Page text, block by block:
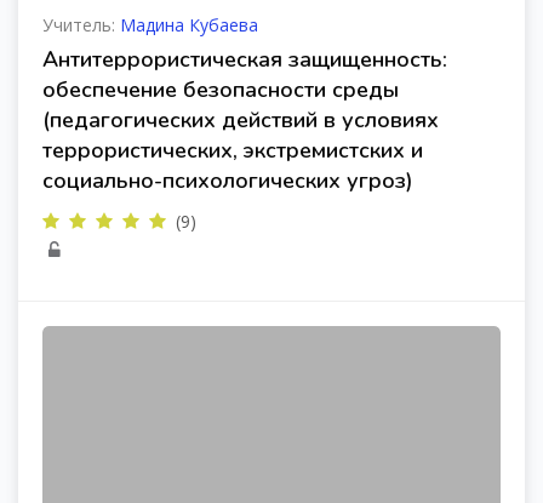
Учитель: Мадина Кубаева
Антитеррористическая защищенность:
обеспечение безопасности среды
(педагогических действий в условиях
террористических, экстремистских и
социально-психологических угроз)
(9)